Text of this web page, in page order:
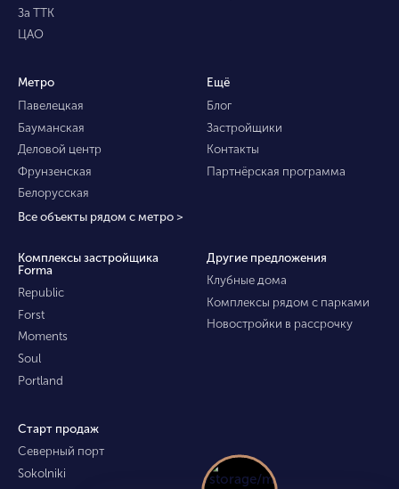
За ТТК
ЦАО
Метро
Павелецкая
Бауманская
Деловой центр
Фрунзенская
Белорусская
Все объекты рядом с метро >
Ещё
Блог
Застройщики
Контакты
Партнёрская программа
Комплексы застройщика
Forma
Republic
Forst
Moments
Soul
Portland
Другие предложения
Клубные дома
Комплексы рядом с парками
Новостройки в рассрочку
Старт продаж
Северный порт
Sokolniki